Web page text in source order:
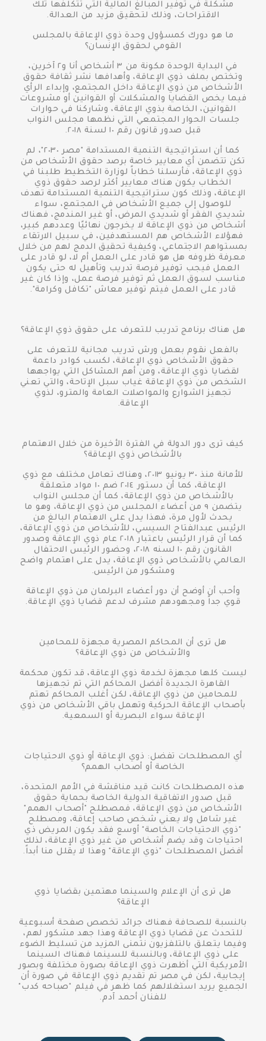
مشكلة في توفير المبالغ المالية التي تتكلفها تلك
الاقتراحات، وذلك لتحقيق مزيد من العدالة.
ما هو دورك كمسؤول وحدة ذوي الإعاقة بالمجلس
القومي لحقوق الإنسان؟
في البداية الوحدة مكونة من ٣ أشخاص أنا و٢ آخرين،
وتختص بملف ذوي الإعاقة، وأهدافها نشر ثقافة حقوق
الأشخاص من ذوي الإعاقة داخل المجتمع، وإبداء الرأي
فيما يخص القضايا والمشكلات أو القوانين أو مشروعات
القوانين، الخاصة بذوي الإعاقة، وشاركنا في حوارات
جلسات الحوار المجتمعي التي نظمها مجلس النواب
قبل صدور قانون رقم ١٠ لسنة ٢٠١٨.
كما أن استراتيجية التنمية المستدامة "مصر ٢٠٣٠"، لم
تكن تتضمن أي معايير خاصة برصد حقوق الأشخاص من
ذوي الإعاقة، فأرسلنا خطاباً لوزارة التخطيط طلبنا في
الخطاب يكون هناك معايير أكثر لرصد حقوق ذوي
الإعاقة، وذلك كون ستراتيجية التنمية المستدامة تهدف
للوصول إلى جميع الأشخاص في المجتمع، سواء
شديدي الفقر أو شديدي المرض، أو غير المندمج، فهناك
أشخاص من ذوي الإعاقة لا يخرجون نهائيًا وعددهم كبير،
فهؤلاء الأشخاص هم المستهدفين، في سبيل الارتقاء
بمستواهم الاجتماعي، وكيفية تحقيق الدمج لهم من خلال
معرفة ظروفه هل هو قادر على العمل أم لا، لو قادر على
العمل فيجب توفير فرصة تدريب وتأهيل له حتى يكون
مناسب لسوق العمل ثم توفير فرصة عمل، وإذا كان غير
قادر على العمل فيتم توفير معاش "تكافل وكرامة".
هل هناك برنامج تدريب للتعرف على حقوق ذوي الإعاقة؟
بالفعل نقوم بعمل ورش تدريب مجانية للتعرف على
حقوق الأشخاص ذوي الإعاقة، لكسب كوادر داعمة
لقضايا ذوي الإعاقة، ومن أهم المشاكل التي يواجهها
الشخص من ذوي الإعاقة غياب سبل الإتاحة، والتي تعني
تجهيز الشوارع والمواصلات العامة والمترو، لذوي
الإعاقة.
كيف ترى دور الدولة في الفترة الأخيرة من خلال الاهتمام
بالأشخاص ذوي الإعاقة؟
للأمانة منذ ٣٠ يونيو ٢٠١٣، وهناك تعامل مختلف مع ذوي
الإعاقة، كما أن دستور ٢٠١٤ ضم ١٠ مواد متعلقة
بالأشخاص من ذوي الإعاقة، كما أن مجلس النواب
يتضمن ٩ من أعضاء المجلس من ذوي الإعاقة، وهو ما
يحدث لأول مرة، فهذا يدل على الاهتمام البالغ من
الرئيس عبدالفتاح السيسي، للأشخاص من ذوي الإعاقة،
كما أن قرار الرئيس باعتبار ٢٠١٨ عام ذوي الإعاقة وصدور
القانون رقم ١٠ لسنه ٢٠١٨، وحضور الرئيس الاحتفال
العالمي بالأشخاص ذوي الإعاقة، يدل على اهتمام واضح
ومشكور من الرئيس.
وأحب أن أوضح أن دور أعضاء البرلمان من ذوي الإعاقة
قوي جداً ومجهودهم مشرف لدعم قضايا ذوي الإعاقة.
هل ترى أن المحاكم المصرية مجهزة للمحامين
والأشخاص من ذوي الإعاقة؟
ليست كلها مجهزة لخدمة ذوي الإعاقة، قد تكون محكمة
القاهرة الجديدة أفضل المحاكم التي تم تجهيزها
للمحامين من ذوي الإعاقة، لكن أغلب المحاكم تهتم
بأصحاب الإعاقة الحركية وتهمل باقي الأشخاص من ذوي
الإعاقة سواء البصرية أو السمعية.
أي المصطلحات تفضل: ذوي الإعاقة أو ذوي الاحتياجات
الخاصة أو أصحاب الهمم؟
هذه المصطلحات كانت قيد مناقشة في الأمم المتحدة،
قبل صدور الاتفاقية الدولية الخاصة بحماية حقوق
الأشخاص من ذوي الإعاقة، فمصطلح "أصحاب الهمم"
غير شامل ولا يعني شخص صاحب إعاقة، ومصطلح
"ذوي الاحتياجات الخاصة" أوسع فقد يكون المريض ذي
احتياجات وقد يضم أشخاص من غير ذوي الإعاقة، لذلك
أفضل المصطلحات "ذوي الإعاقة" وهذا لا يقلل منا أبداً.
هل ترى أن الإعلام والسينما مهتمين بقضايا ذوي
الإعاقة؟
بالنسبة للصحافة فهناك جرائد تخصص صفحة أسبوعية
للتحدث عن قضايا ذوي الإعاقة وهذا جهد مشكور لهم،
وفيما يتعلق بالتلفزيون نتمنى المزيد من تسليط الضوء
على ذوي الإعاقة، وبالنسبة للسينما فهناك السينما
الأمريكية التي أظهرت ذوي الإعاقة بصورة مختلفة وبصور
إيجابية، لكن في مصر تم تقديم ذوي الإعاقة في صورة أن
الجميع يريد استغلالهم كما ظهر في فيلم "صباحه كدب"
للفنان أحمد آدم.